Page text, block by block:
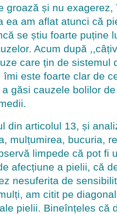
groază și nu
ea am aflat atunci că
se știu foarte puține
Acum după
care țin de sistemul
este foarte clar de
găsi cauzele bolilor
din articolul 13, și
mulțumirea, bucuria,
limpede că pot fi
afecțiune a pielii, că
nesuferita de
am citit pe
pielii. Bineînțeles că